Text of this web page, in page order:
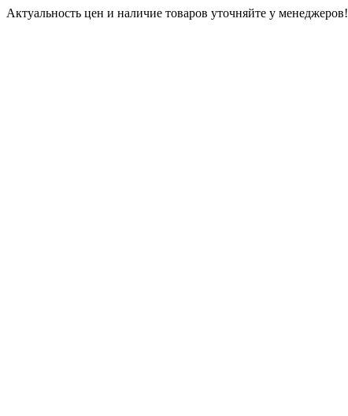
Актуальность цен и наличие товаров уточняйте у менеджеров!